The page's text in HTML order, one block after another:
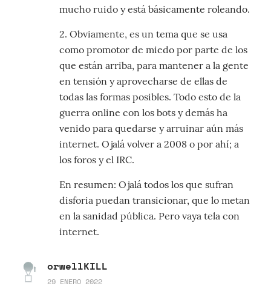
mucho ruido y está básicamente roleando.
2. Obviamente, es un tema que se usa
como promotor de miedo por parte de los
que están arriba, para mantener a la gente
en tensión y aprovecharse de ellas de
todas las formas posibles. Todo esto de la
guerra online con los bots y demás ha
venido para quedarse y arruinar aún más
internet. Ojalá volver a 2008 o por ahí; a
los foros y el IRC.
En resumen: Ojalá todos los que sufran
disforia puedan transicionar, que lo metan
en la sanidad pública. Pero vaya tela con
internet.
orwellKILL
29 ENERO 2022